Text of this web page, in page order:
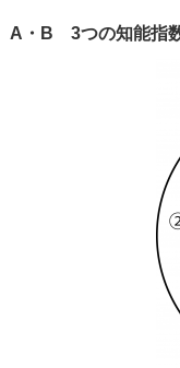
A・B 3つの知能指